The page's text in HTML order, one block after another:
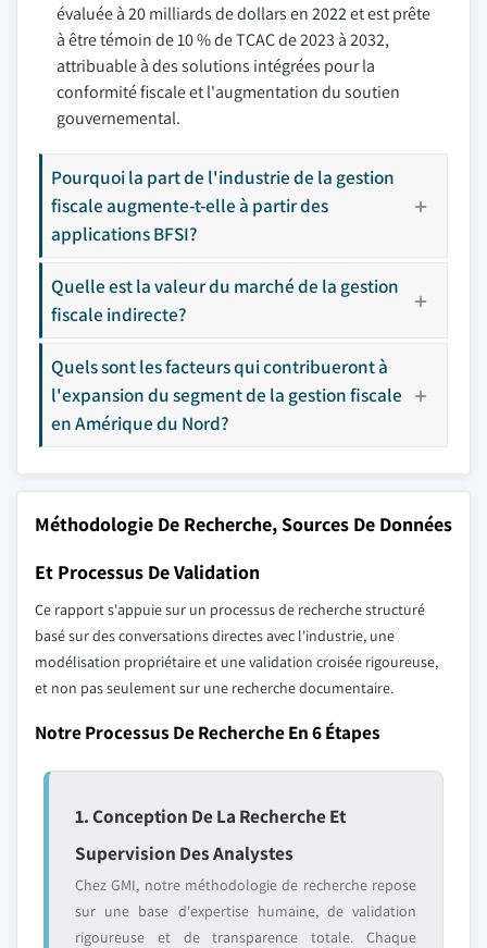
évaluée à 20 milliards de dollars en 2022 et est prête
à être témoin de 10 % de TCAC de 2023 à 2032,
attribuable à des solutions intégrées pour la
conformité fiscale et l'augmentation du soutien
gouvernemental.
Pourquoi la part de l'industrie de la gestion
fiscale augmente-t-elle à partir des
applications BFSI?
Quelle est la valeur du marché de la gestion
fiscale indirecte?
Quels sont les facteurs qui contribueront à
l'expansion du segment de la gestion fiscale
en Amérique du Nord?
Méthodologie De Recherche, Sources De Données
Et Processus De Validation
Ce rapport s'appuie sur un processus de recherche structuré
basé sur des conversations directes avec l'industrie, une
modélisation propriétaire et une validation croisée rigoureuse,
et non pas seulement sur une recherche documentaire.
Notre Processus De Recherche En 6 Étapes
1. Conception De La Recherche Et
Supervision Des Analystes
Chez GMI, notre méthodologie de recherche repose
sur une base d'expertise humaine, de validation
rigoureuse et de transparence totale. Chaque